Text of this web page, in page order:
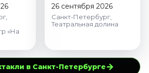
«На
26 сентября 2026
Санкт-Петербург,
Театральная долина
в Санкт-Петербурге→